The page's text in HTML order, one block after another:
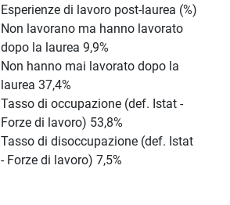
Esperienze di lavoro post-laurea (%)
Non lavorano ma hanno lavorato
dopo la laurea 9,9%
Non hanno mai lavorato dopo la
laurea 37,4%
Tasso di occupazione (def. Istat -
Forze di lavoro) 53,8%
Tasso di disoccupazione (def. Istat
- Forze di lavoro) 7,5%